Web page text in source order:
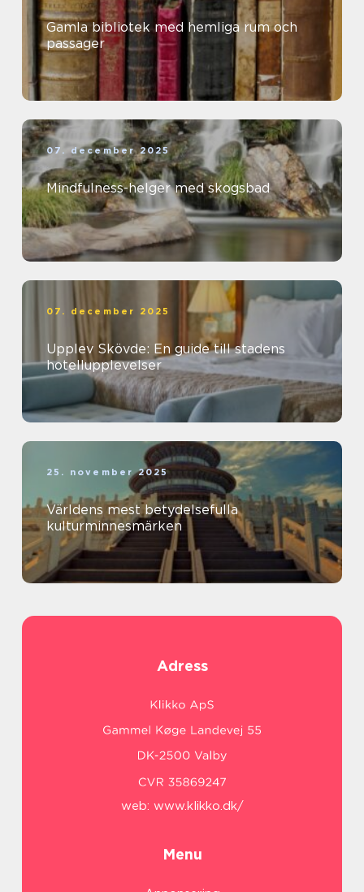
Gamla bibliotek med hemliga rum och
passager
07. december 2025
Mindfulness-helger med skogsbad
07. december 2025
Upplev Skövde: En guide till stadens
hotellupplevelser
25. november 2025
Världens mest betydelsefulla
kulturminnesmärken
Adress
web: www.klikko.dk/
Menu